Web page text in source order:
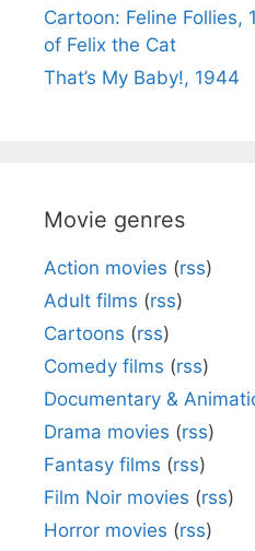
Cartoon: Feline Follies,
of Felix the Cat
That’s My Baby!, 1944
Movie genres
Action movies (rss)
Adult films (rss)
Cartoons (rss)
Comedy films (rss)
Documentary &
Drama movies (rss)
Fantasy films (rss)
Film Noir movies (rss)
Horror movies (rss)